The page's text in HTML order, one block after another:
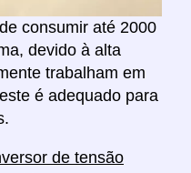
consumir até 2000
devido à alta
trabalham em
é adequado para
de tensão